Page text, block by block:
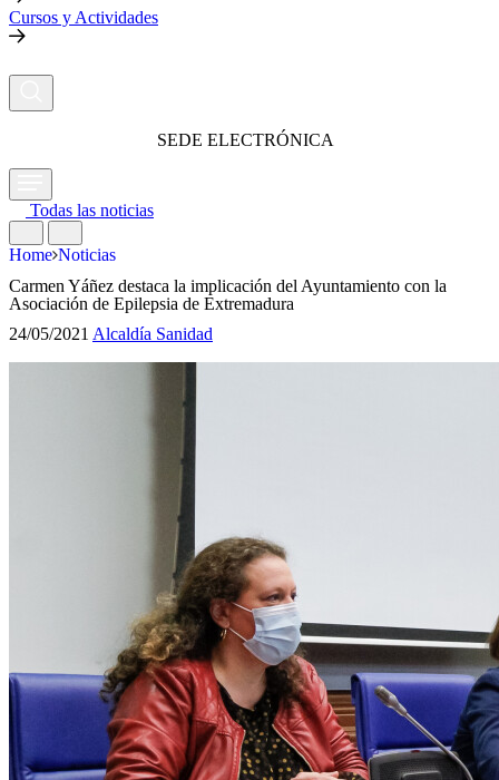
Cursos y Actividades
SEDE ELECTRÓNICA
Todas las noticias
Home Noticias
Carmen Yáñez destaca la implicación del Ayuntamiento con la
Asociación de Epilepsia de Extremadura
24/05/2021 Alcaldía Sanidad